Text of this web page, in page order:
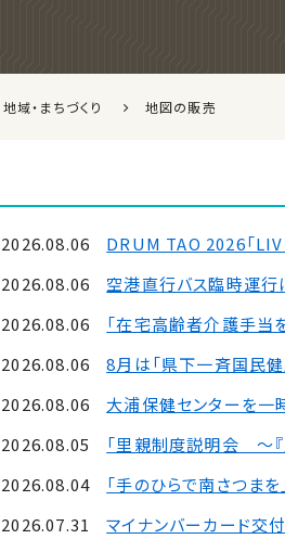
地域・まちづくり 地図の販売
2026.08.06 DRUM TAO 2026「
2026.08.06 空港直行バス臨時運行
2026.08.06 「在宅高齢者介護手当
2026.08.06 8月は「県下一斉国民
2026.08.06 大浦保健センターを一
2026.08.05 「里親制度説明会 ～『
2026.08.04 「手のひらで南さつまを
2026.07.31 マイナンバーカード交